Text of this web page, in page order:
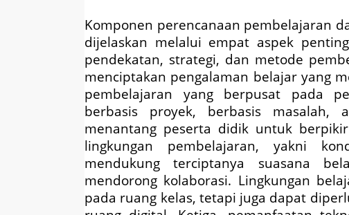
Komponen perencanaan pembelajaran
dijelaskan melalui empat aspek
pendekatan, strategi, dan metode
menciptakan pengalaman belajar yang
pembelajaran yang berpusat pada
berbasis proyek, berbasis
menantang peserta didik untuk
lingkungan pembelajaran, yakni
mendukung terciptanya suasana
mendorong kolaborasi. Lingkungan
pada ruang kelas, tetapi juga dapat